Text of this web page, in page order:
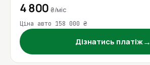
4 800₴/міс
Ціна авто 158 000 ₴
Дізнатись платіж→